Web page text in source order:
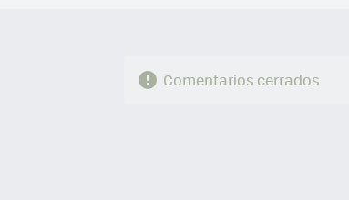
Comentarios cerrados